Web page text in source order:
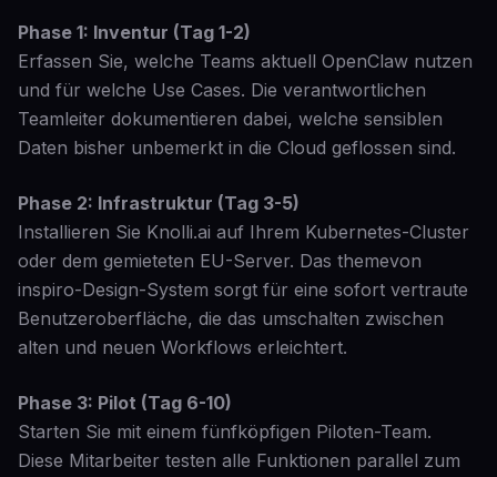
Phase 1: Inventur (Tag 1-2)
Erfassen Sie, welche Teams aktuell OpenClaw nutzen
und für welche Use Cases. Die verantwortlichen
Teamleiter dokumentieren dabei, welche sensiblen
Daten bisher unbemerkt in die Cloud geflossen sind.
Phase 2: Infrastruktur (Tag 3-5)
Installieren Sie Knolli.ai auf Ihrem Kubernetes-Cluster
oder dem gemieteten EU-Server. Das themevon
inspiro-Design-System sorgt für eine sofort vertraute
Benutzeroberfläche, die das umschalten zwischen
alten und neuen Workflows erleichtert.
Phase 3: Pilot (Tag 6-10)
Starten Sie mit einem fünfköpfigen Piloten-Team.
Diese Mitarbeiter testen alle Funktionen parallel zum